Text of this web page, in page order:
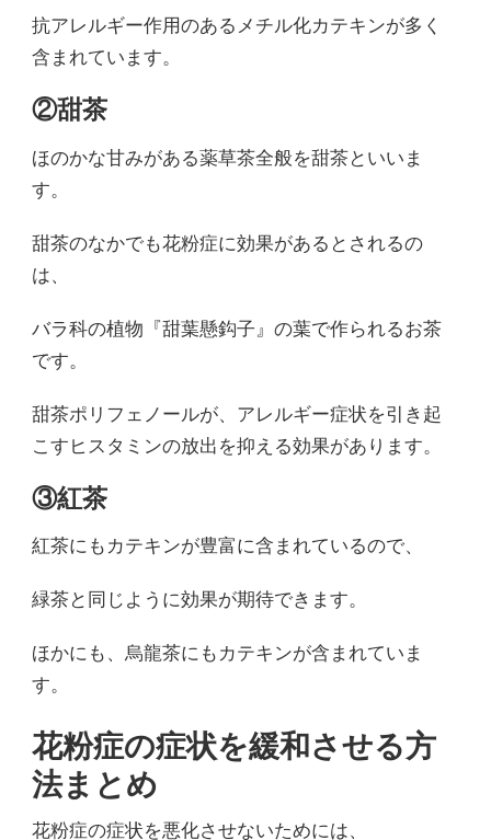
抗アレルギー作用のあるメチル化カテキンが多く
含まれています。
②甜茶
ほのかな甘みがある薬草茶全般を甜茶といいま
す。
甜茶のなかでも花粉症に効果があるとされるの
は、
バラ科の植物『甜葉懸鈎子』の葉で作られるお茶
です。
甜茶ポリフェノールが、アレルギー症状を引き起
こすヒスタミンの放出を抑える効果があります。
③紅茶
紅茶にもカテキンが豊富に含まれているので、
緑茶と同じように効果が期待できます。
ほかにも、烏龍茶にもカテキンが含まれていま
す。
花粉症の症状を緩和させる方
法まとめ
花粉症の症状を悪化させないためには、